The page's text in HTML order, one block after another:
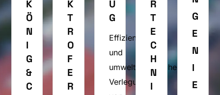
K
Ö
N
I
G
&
C
K
T
R
O
F
E
R
U
G
Effiziente
und
umweltfreundliche
Verlegung
R
T
E
C
H
N
I
G
E
N
I
E